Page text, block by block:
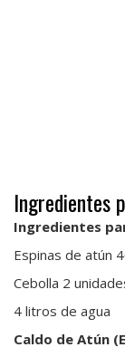
Ingredientes
Ingredientes
Espinas de atún
Cebolla 2
4 litros de agua
Caldo de Atún